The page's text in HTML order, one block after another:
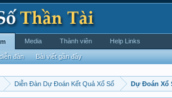
Diễn Đàn Dự Đoán Kết Quả Xổ Số Dự Đoán Xổ
đàn Bài viết gần đây
Media Thành viên Help Links